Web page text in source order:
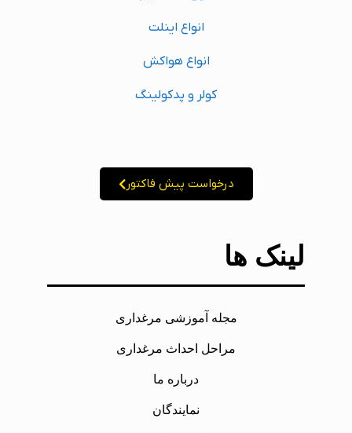
انواع اینلت
انواع هواکش
کولر و پدکولینگ
درخواست پیش فاکتور
لینک ها
مجله آموزشی مرغداری
مراحل احداث مرغداری
درباره ما
نمایندگان